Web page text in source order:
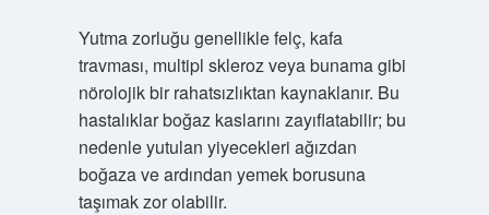
Yutma zorluğu genellikle felç, kafa
travması, multipl skleroz veya bunama gibi
nörolojik bir rahatsızlıktan kaynaklanır. Bu
hastalıklar boğaz kaslarını zayıflatabilir; bu
nedenle yutulan yiyecekleri ağızdan
boğaza ve ardından yemek borusuna
taşımak zor olabilir.